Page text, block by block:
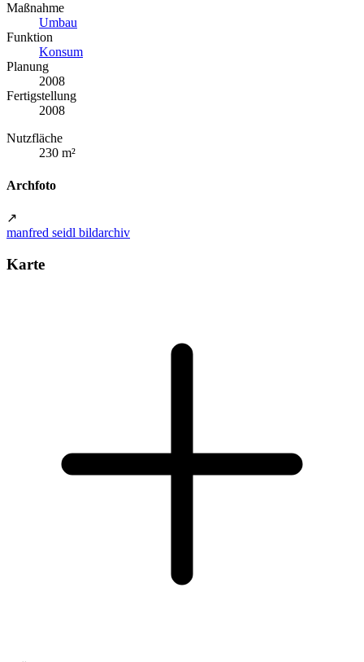
Maßnahme
Umbau
Funktion
Konsum
Planung
2008
Fertigstellung
2008
Nutzfläche
230 m²
Archfoto
↗
manfred seidl bildarchiv
Karte